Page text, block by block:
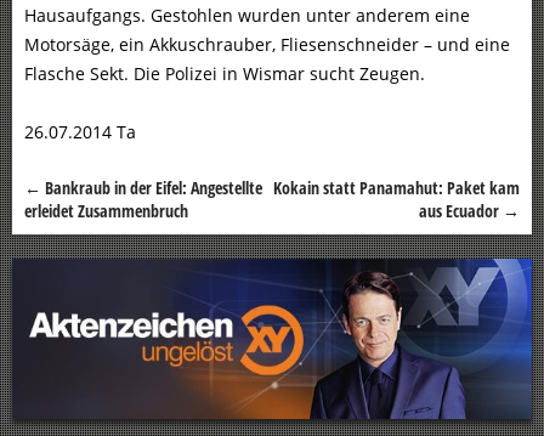
Hausaufgangs. Gestohlen wurden unter anderem eine
Motorsäge, ein Akkuschrauber, Fliesenschneider – und eine
Flasche Sekt. Die Polizei in Wismar sucht Zeugen.
26.07.2014 Ta
Beitragsnavigation
← Bankraub in der Eifel: Angestellte
erleidet Zusammenbruch
Kokain statt Panamahut: Paket kam
aus Ecuador →